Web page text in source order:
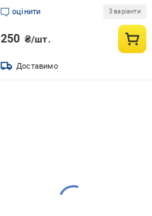
оцінити 3 варіанти
250 ₴/шт.
Доставимо